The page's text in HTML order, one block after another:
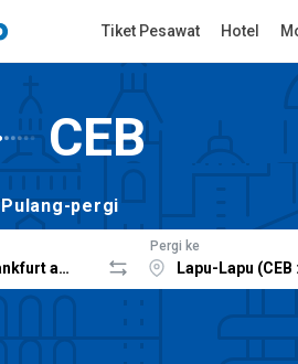
Tiket Pesawat Hotel
CEB
Pulang-pergi
Pergi ke